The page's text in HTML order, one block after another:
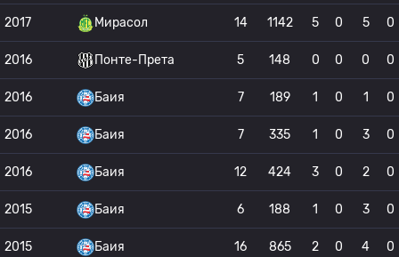
2017 Мирасол 14 1142 5 0 5 0
2016 Понте-Прета 5 148 0 0 0 0
2016 Баия 7 189 1 0 1 0
2016 Баия 7 335 1 0 3 0
2016 Баия 12 424 3 0 2 0
2015 Баия 6 188 1 0 3 0
2015 Баия 16 865 2 0 4 0